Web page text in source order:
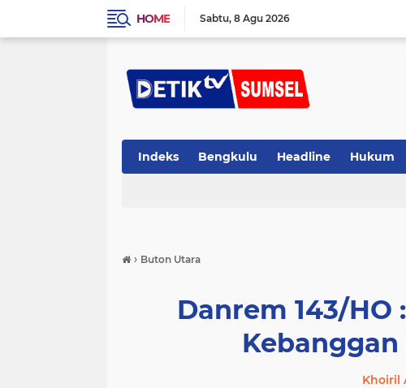
HOME Sabtu 8 Agu 2026
Indeks Bengkulu Headline Hukum
› Buton Utara
Danrem 143/HO
Khoiril